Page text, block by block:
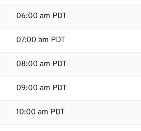
06:00 am PDT
07:00 am PDT
08:00 am PDT
09:00 am PDT
10:00 am PDT